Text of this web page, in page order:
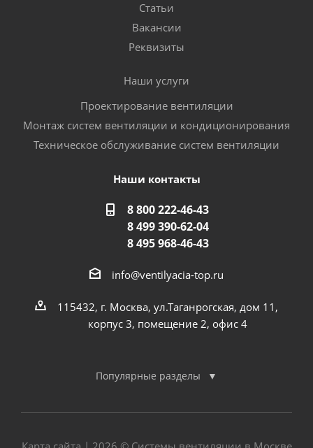
Статьи
Вакансии
Реквизиты
Наши услуги
Проектирование вентиляции
Монтаж систем вентиляции и кондиционирования
Техническое обслуживание систем вентиляции
Наши контакты
8 800 222-46-43
8 499 390-62-04
8 495 968-46-43
info@ventilyacia-top.ru
115432, г. Москва, ул.Таганрогская, дом 11,
корпус 3, помещение 2, офис 4
Популярные разделы